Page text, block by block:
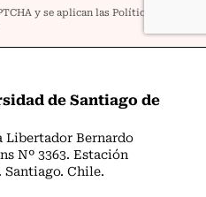
de Santiago de
Libertador Bernardo
Nº 3363. Estación
Santiago. Chile.